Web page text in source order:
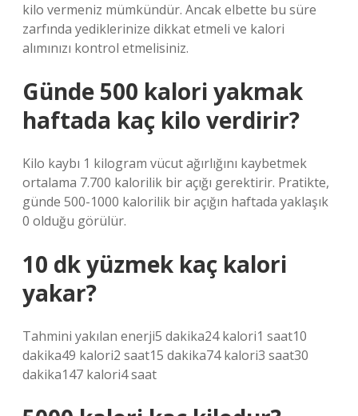
kilo vermeniz mümkündür. Ancak elbette bu süre
zarfında yediklerinize dikkat etmeli ve kalori
alımınızı kontrol etmelisiniz.
Günde 500 kalori yakmak
haftada kaç kilo verdirir?
Kilo kaybı 1 kilogram vücut ağırlığını kaybetmek
ortalama 7.700 kalorilik bir açığı gerektirir. Pratikte,
günde 500-1000 kalorilik bir açığın haftada yaklaşık
0 olduğu görülür.
10 dk yüzmek kaç kalori
yakar?
Tahmini yakılan enerji5 dakika24 kalori1 saat10
dakika49 kalori2 saat15 dakika74 kalori3 saat30
dakika147 kalori4 saat